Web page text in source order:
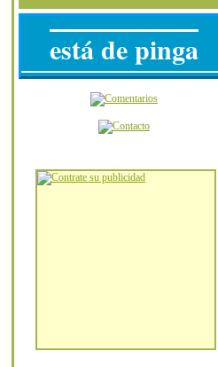
está de pinga